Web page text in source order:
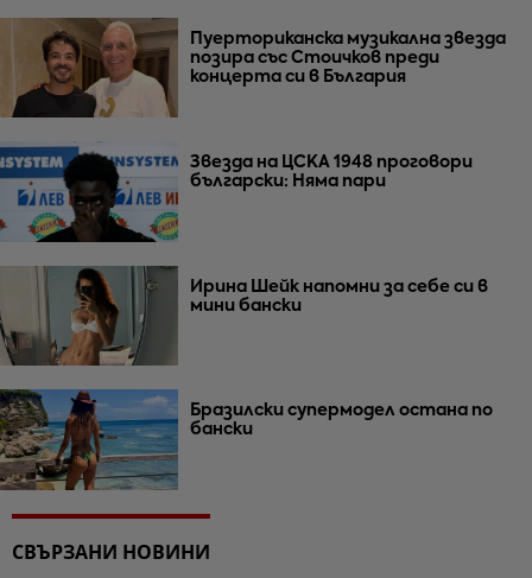
Пуерториканска музикална звезда
позира със Стоичков преди
концерта си в България
Звезда на ЦСКА 1948 проговори
български: Няма пари
Ирина Шейк напомни за себе си в
мини бански
Бразилски супермодел остана по
бански
СВЪРЗАНИ НОВИНИ